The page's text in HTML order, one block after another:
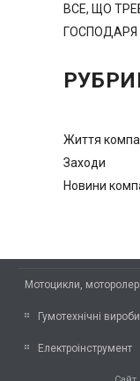
ВСЕ, ЩО
ГОСПОДАРЯ
Життя
Заходи
Новини
Мотоцикли,
Гумотехнічні вироби
Електроінструмент